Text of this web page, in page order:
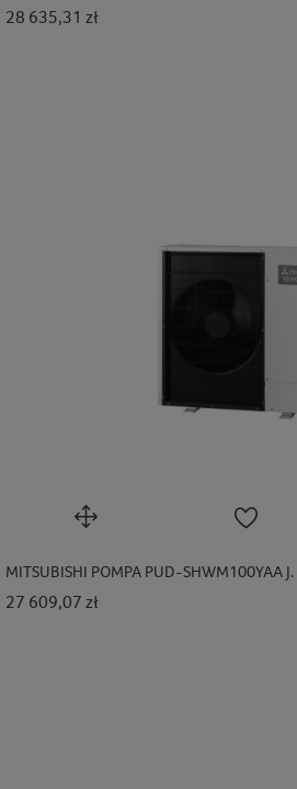
28 635,31 złCena
MITSUBISHI POMPA PUD-SHWM100YAA
27 609,07 złCena